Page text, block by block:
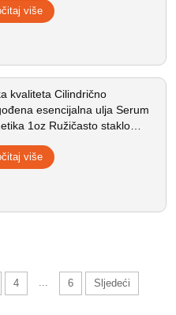
više
kvaliteta Cilindrično
esencijalna ulja Serum
1oz Ružičasto staklo
više
4 ... 6 Sljedeći